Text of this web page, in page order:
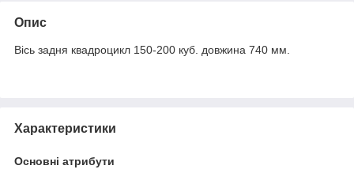
Опис
Вісь задня квадроцикл 150-200 куб. довжина 740 мм.
Характеристики
Основні атрибути